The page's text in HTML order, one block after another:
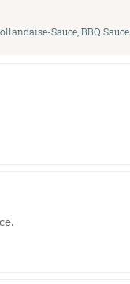
Sauce, BBQ Sauce.